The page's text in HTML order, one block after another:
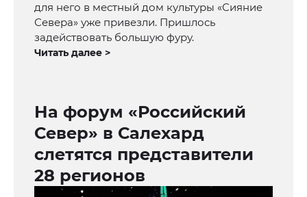
для него в местный дом культуры «Сияние
Севера» уже привезли. Пришлось
задействовать большую фуру.
Читать далее >
На форум «Российский
Север» в Салехард
слетятся представители
28 регионов